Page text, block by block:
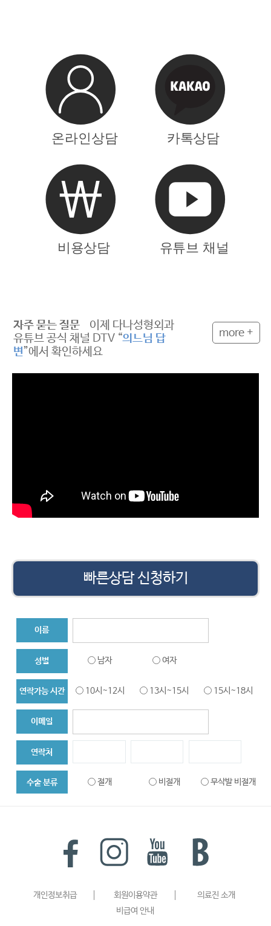
자주 묻는 질문
이제 다나성형외과
유튜브 공식 채널 DTV “의느님 답
변”에서 확인하세요
more +
빠른상담 신청하기
이름
성별 남자 여자
연락가능 시간 10시~12시 13시~15시 15시~18시
이메일
연락처
수술 분류 절개 비절개 무삭발 비절개
내용을 쓰시려면 클릭하세요!
개인정보 취급방침 자세히 보기
개인정보 취급방침에 동의합니다
개인정보취급 회원이용약관
의료진 소개
비급여 안내